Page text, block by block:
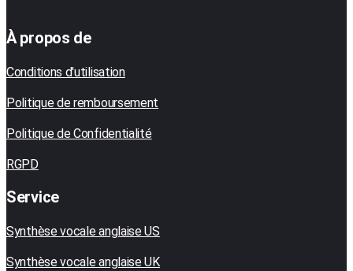
À propos de
Conditions d'utilisation
Politique de remboursement
Politique de Confidentialité
RGPD
Service
Synthèse vocale anglaise US
Synthèse vocale anglaise UK